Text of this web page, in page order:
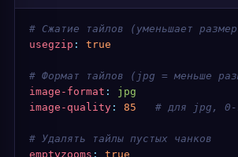
# Сжатие тайлов (уменьшает
usegzip : true
# Формат тайлов (jpg = меньше
image-format :
jpg
image-quality : 85
# для jpg,
# Удалять тайлы пустых чанков
emptyzooms : true